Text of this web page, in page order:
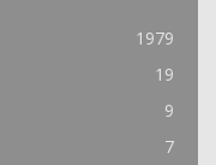
1979
19
9
7